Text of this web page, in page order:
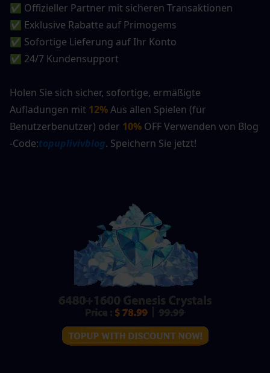
✅ Offizieller Partner mit sicheren Transaktionen
✅ Exklusive Rabatte auf Primogems
✅ Sofortige Lieferung auf Ihr Konto
✅ 24/7 Kundensupport
Holen Sie sich sicher, sofortige, ermäßigte
Aufladungen mit 12%Aus allen Spielen (für
Benutzerbenutzer) oder 10% OFF Verwenden von Blog
-Code:topuplivivblog. Speichern Sie jetzt!